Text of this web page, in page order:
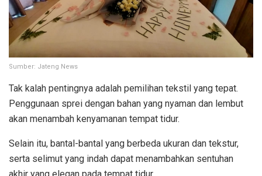
Sumber: Jateng News
Tak kalah pentingnya adalah pemilihan tekstil yang tepat.
Penggunaan sprei dengan bahan yang nyaman dan lembut
akan menambah kenyamanan tempat tidur.
Selain itu, bantal-bantal yang berbeda ukuran dan tekstur,
serta selimut yang indah dapat menambahkan sentuhan
akhir yang elegan pada tempat tidur.